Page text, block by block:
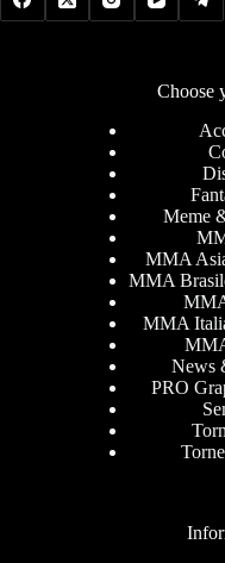
Choose
Meme
MMA
MMA
MMA
News
PRO